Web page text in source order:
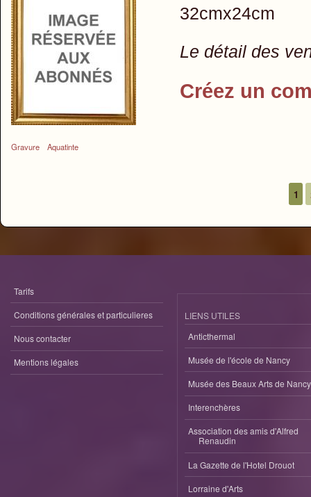
Gravure Aquatinte
32cmx24cm
Le détail des
Créez un
1
Tarifs
Conditions générales et particulieres
Nous contacter
Mentions légales
LIENS UTILES
Anticthermal
Musée de l'école de Nancy
Musée des Beaux Arts de Nancy
Interenchères
Association des amis d'Alfred
Renaudin
La Gazette de l'Hotel Drouot
Lorraine d'Arts